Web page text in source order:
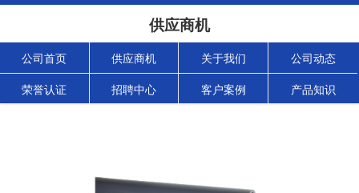
供应商机
公司首页 供应商机 关于我们 公司动态
荣誉认证 招聘中心 客户案例 产品知识